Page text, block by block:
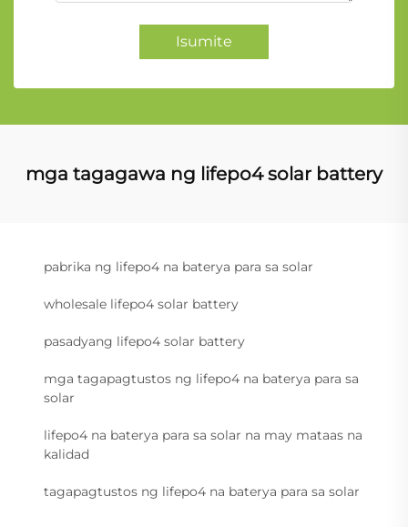
Isumite
mga tagagawa ng lifepo4 solar battery
pabrika ng lifepo4 na baterya para sa solar
wholesale lifepo4 solar battery
pasadyang lifepo4 solar battery
mga tagapagtustos ng lifepo4 na baterya para sa
solar
lifepo4 na baterya para sa solar na may mataas na
kalidad
tagapagtustos ng lifepo4 na baterya para sa solar